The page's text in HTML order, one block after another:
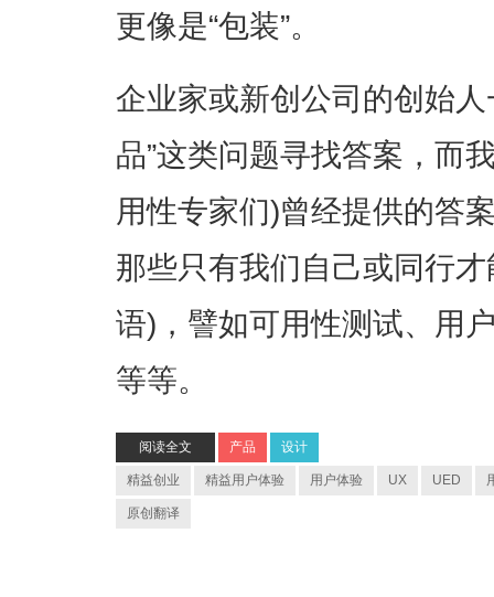
更像是“包装”。
企业家或新创公司的创始
品”这类问题寻找答案，而
用性专家们)曾经提供的答
那些只有我们自己或同行
语)，譬如可用性测试、用
等等。
阅读全文 产品 设计
精益创业 精益用户体验 用户体验 UX UED
原创翻译